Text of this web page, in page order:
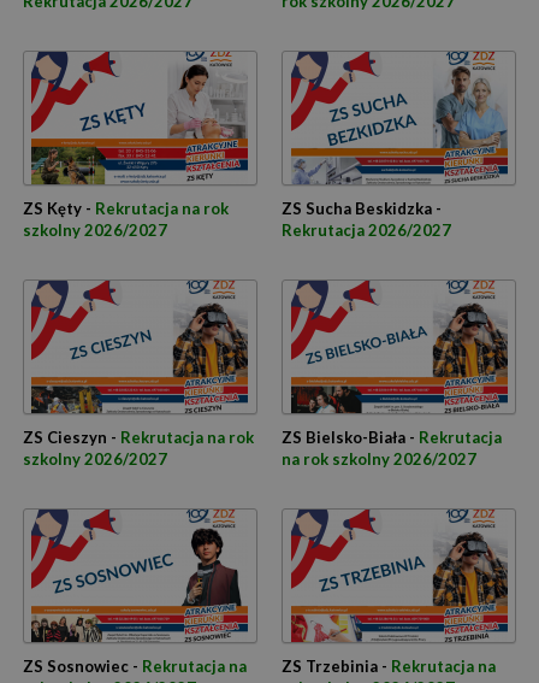
ZS Kęty - Rekrutacja na rok
szkolny 2026/2027
ZS Sucha Beskidzka -
Rekrutacja 2026/2027
ZS Cieszyn - Rekrutacja na rok
szkolny 2026/2027
ZS Bielsko-Biała - Rekrutacja
na rok szkolny 2026/2027
ZS Sosnowiec - Rekrutacja na
ZS Trzebinia - Rekrutacja na